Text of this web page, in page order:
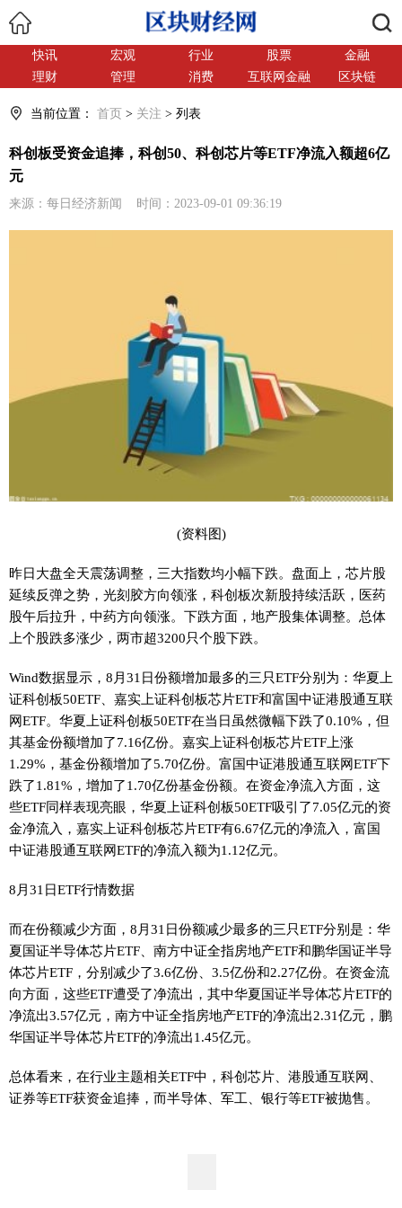
快讯 宏观 行业 股票
金融
理财
管理 消费 互联网金融 区块链
当前位置： 首页 > 关注 > 列表
科创板受资金追捧，科创50、科创芯片等ETF净流入额超6亿
元
来源：每日经济新闻 时间：2023-09-01 09:36:19
(资料图)
昨日大盘全天震荡调整，三大指数均小幅下跌。盘面上，芯片股
延续反弹之势，光刻胶方向领涨，科创板次新股持续活跃，医药
股午后拉升，中药方向领涨。下跌方面，地产股集体调整。总体
上个股跌多涨少，两市超3200只个股下跌。
Wind数据显示，8月31日份额增加最多的三只ETF分别为：华夏上
证科创板50ETF、嘉实上证科创板芯片ETF和富国中证港股通互联
网ETF。华夏上证科创板50ETF在当日虽然微幅下跌了0.10%，但
其基金份额增加了7.16亿份。嘉实上证科创板芯片ETF上涨
1.29%，基金份额增加了5.70亿份。富国中证港股通互联网ETF下
跌了1.81%，增加了1.70亿份基金份额。在资金净流入方面，这
些ETF同样表现亮眼，华夏上证科创板50ETF吸引了7.05亿元的资
金净流入，嘉实上证科创板芯片ETF有6.67亿元的净流入，富国
中证港股通互联网ETF的净流入额为1.12亿元。
8月31日ETF行情数据
而在份额减少方面，8月31日份额减少最多的三只ETF分别是：华
夏国证半导体芯片ETF、南方中证全指房地产ETF和鹏华国证半导
体芯片ETF，分别减少了3.6亿份、3.5亿份和2.27亿份。在资金流
向方面，这些ETF遭受了净流出，其中华夏国证半导体芯片ETF的
净流出3.57亿元，南方中证全指房地产ETF的净流出2.31亿元，鹏
华国证半导体芯片ETF的净流出1.45亿元。
总体看来，在行业主题相关ETF中，科创芯片、港股通互联网、
证券等ETF获资金追捧，而半导体、军工、银行等ETF被抛售。